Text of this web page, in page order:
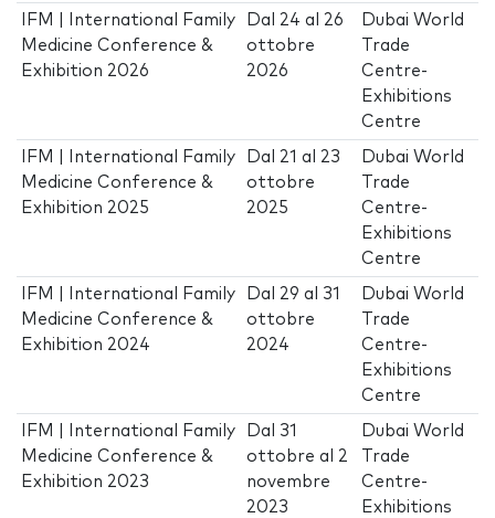
IFM | International Family
Medicine Conference &
Exhibition 2026
Dal 24 al 26
ottobre
2026
Dubai World
Trade
Centre-
Exhibitions
Centre
IFM | International Family
Medicine Conference &
Exhibition 2025
Dal 21 al 23
ottobre
2025
Dubai World
Trade
Centre-
Exhibitions
Centre
IFM | International Family
Medicine Conference &
Exhibition 2024
Dal 29 al 31
ottobre
2024
Dubai World
Trade
Centre-
Exhibitions
Centre
IFM | International Family
Medicine Conference &
Exhibition 2023
Dal 31
ottobre al 2
novembre
2023
Dubai World
Trade
Centre-
Exhibitions